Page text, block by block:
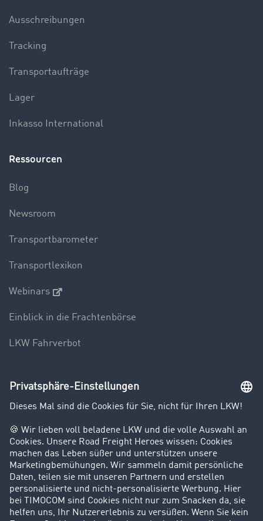
Ausschreibungen
Tracking
Transportaufträge
Lager
Inkasso International
Ressourcen
Blog
Newsroom
Transportbarometer
Transportlexikon
Webinars
Einblick in die Frachtenbörse
LKW Fahrverbot
Unternehmen
Kunden werben Kunden
Success Stories
Karriere
Support